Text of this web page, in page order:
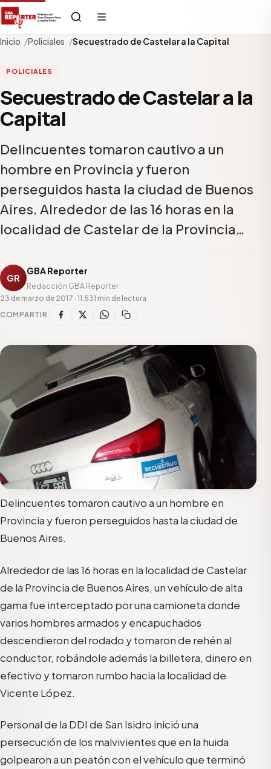
Inicio Policiales Secuestrado de Castelar a la Capital
POLICIALES
Secuestrado de Castelar a la
Capital
Delincuentes tomaron cautivo a un
hombre en Provincia y fueron
perseguidos hasta la ciudad de Buenos
Aires. Alrededor de las 16 horas en la
localidad de Castelar de la Provincia…
GR
GBA Reporter
Redacción GBA Reporter
23 de marzo de 2017 · 11:531 min de lectura
COMPARTIR
Delincuentes tomaron cautivo a un hombre en
Provincia y fueron perseguidos hasta la ciudad de
Buenos Aires.
Alrededor de las 16 horas en la localidad de Castelar
de la Provincia de Buenos Aires, un vehículo de alta
gama fue interceptado por una camioneta donde
varios hombres armados y encapuchados
descendieron del rodado y tomaron de rehén al
conductor, robándole además la billetera, dinero en
efectivo y tomaron rumbo hacia la localidad de
Vicente López.
Personal de la DDI de San Isidro inició una
persecución de los malvivientes que en la huida
golpearon a un peatón con el vehículo que terminó